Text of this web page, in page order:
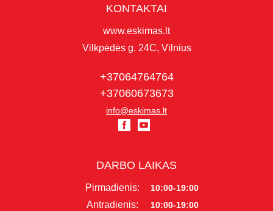
KONTAKTAI
www.eskimas.lt
Vilkpėdės g. 24C, Vilnius
+37064764764
+37060673673
info@eskimas.lt
DARBO LAIKAS
Pirmadienis: 10:00-19:00
Antradienis: 10:00-19:00